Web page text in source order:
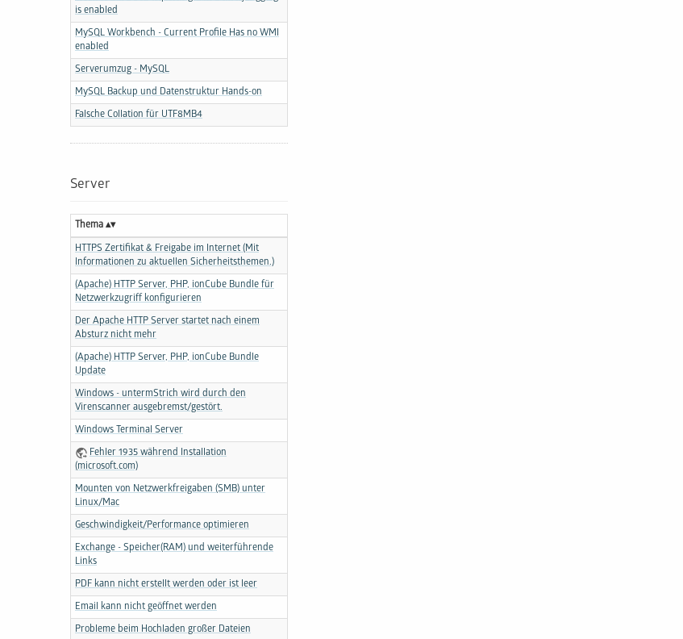
is enabled
MySQL Workbench - Current Profile Has no WMI
enabled
Serverumzug - MySQL
MySQL Backup und Datenstruktur Hands-on
Falsche Collation für UTF8MB4
Server
Thema
HTTPS Zertifikat & Freigabe im Internet (Mit
Informationen zu aktuellen Sicherheitsthemen.)
(Apache) HTTP Server, PHP, ionCube Bundle für
Netzwerkzugriff konfigurieren
Der Apache HTTP Server startet nach einem
Absturz nicht mehr
(Apache) HTTP Server, PHP, ionCube Bundle
Update
Windows - untermStrich wird durch den
Virenscanner ausgebremst/gestört.
Windows Terminal Server
Fehler 1935 während Installation
(microsoft.com)
Mounten von Netzwerkfreigaben (SMB) unter
Linux/Mac
Geschwindigkeit/Performance optimieren
Exchange - Speicher(RAM) und weiterführende
Links
PDF kann nicht erstellt werden oder ist leer
Email kann nicht geöffnet werden
Probleme beim Hochladen großer Dateien